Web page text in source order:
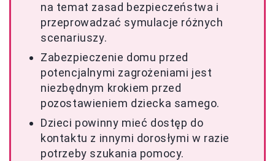
na temat zasad bezpieczeństwa i
przeprowadzać symulacje różnych
scenariuszy.
Zabezpieczenie domu przed
potencjalnymi zagrożeniami jest
niezbędnym krokiem przed
pozostawieniem dziecka samego.
Dzieci powinny mieć dostęp do
kontaktu z innymi dorosłymi w razie
potrzeby szukania pomocy.